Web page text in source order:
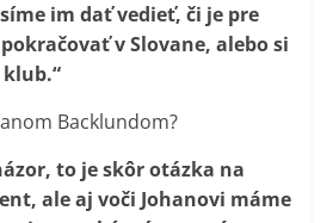
im dať vedieť, či je pre
v Slovane, alebo si
Backlundom?
to je skôr otázka na
ale aj voči Johanovi máme